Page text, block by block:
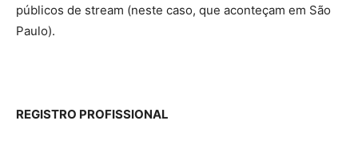
públicos de stream (neste caso, que aconteçam em São
Paulo).
REGISTRO PROFISSIONAL